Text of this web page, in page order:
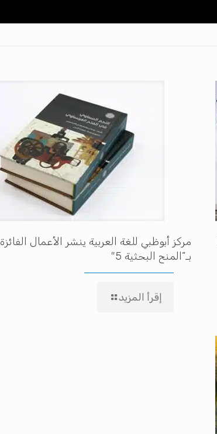
مركز أبوظبي للغة العربية ينشر الأعمال الفائزة
بـ”المنح البحثية 5″
إقرأ المزيد